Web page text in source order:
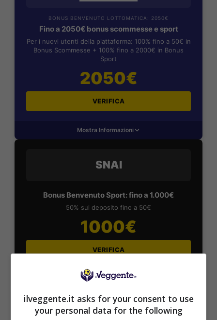
BONUS BENVENUTO LOTTOMATICA: 2050€
Fino a 2050€ bonus scommesse e sport
Per i nuovi utenti della piattaforma: 100% fino a 50€ in
Bonus Scommesse + 100% fino a 2000€ in Bonus
Sport
2050€
VERIFICA
Mostra Informazioni
SNAI
Bonus Benvenuto Sport: fino a 1.000€
50% sul deposito fino a 50€
1000€
VERIFICA
Mostra Informazioni
PlanetWin365
ilveggente.it asks for your consent to use
your personal data for the following